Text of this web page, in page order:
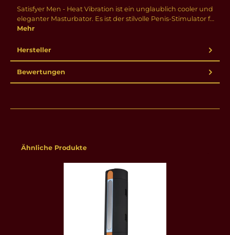
Satisfyer Men - Heat Vibration ist ein unglaublich cooler und
eleganter Masturbator. Es ist der stilvolle Penis-Stimulator f…
Mehr
Hersteller
Bewertungen
Produktgalerie überspringen
Ähnliche Produkte